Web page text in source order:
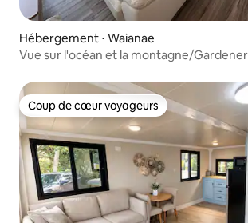
Hébergement ⋅ Waianae
Vue sur l'océan et la montagne/
Coup de cœur voyageurs
Coup de cœur voyageurs